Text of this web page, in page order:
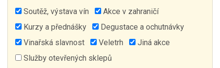
Soutěž, výstava vín
Akce v zahraničí
Kurzy a přednášky
Degustace a ochutnávky
Vinařská slavnost
Veletrh
Jiná akce
Služby otevřených sklepů